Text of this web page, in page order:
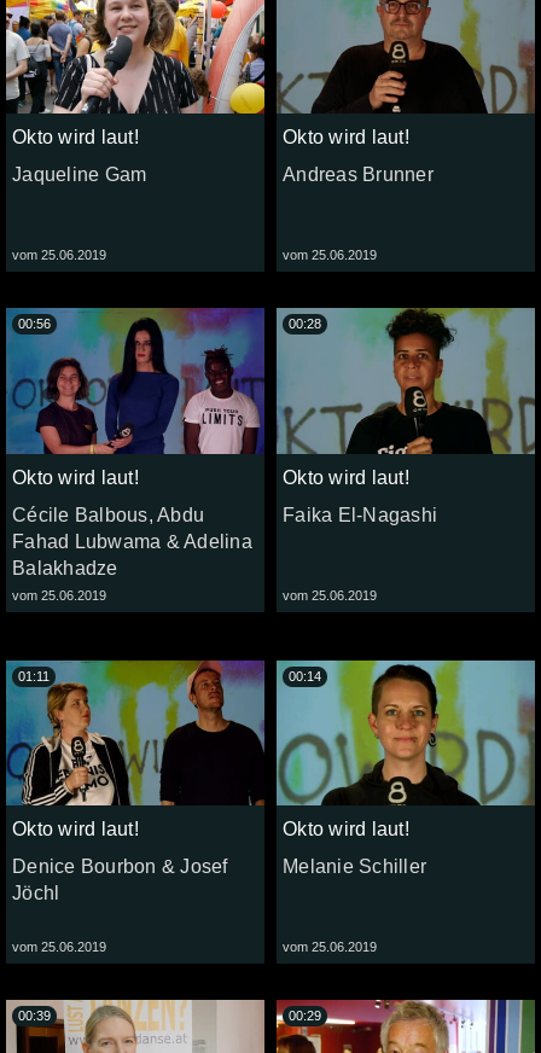
Okto wird laut!
Jaqueline Gam
vom 25.06.2019
Okto wird laut!
Andreas Brunner
vom 25.06.2019
Okto wird laut!
Cécile Balbous, Abdu
Fahad Lubwama & Adelina
Balakhadze
vom 25.06.2019
00:56
Okto wird laut!
Faika El-Nagashi
vom 25.06.2019
00:28
Okto wird laut!
Denice Bourbon & Josef
Jöchl
vom 25.06.2019
01:11
Okto wird laut!
Melanie Schiller
vom 25.06.2019
00:14
00:39 00:29